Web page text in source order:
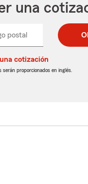
una
postal
postal
de
postal
de
cotización
serán proporcionados en inglés.